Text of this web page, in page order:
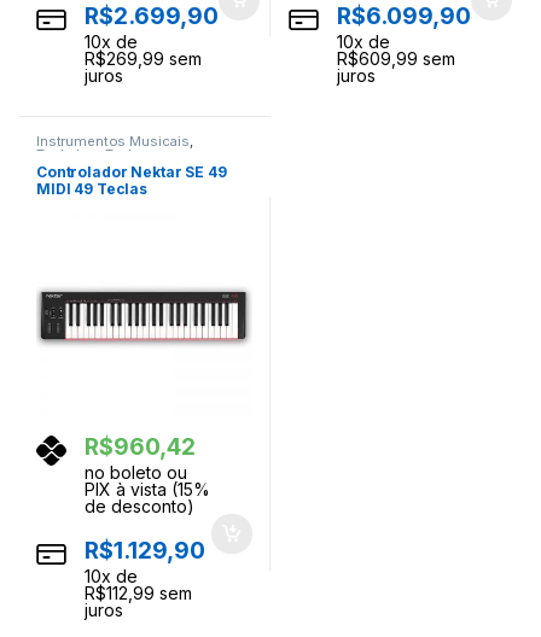
R$2.699,90
10x de
R$269,99 sem
juros
R$6.099,90
10x de
R$609,99 sem
juros
Instrumentos Musicais,
Teclados Teclas
Controlador Nektar SE 49
MIDI 49 Teclas
R$960,42
no boleto ou
PIX à vista (15%
de desconto)
R$1.129,90
10x de
R$112,99 sem
juros